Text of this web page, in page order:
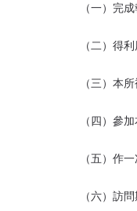
（一）完
（二）得
（三）本
（四）參
（五）作
（六）訪